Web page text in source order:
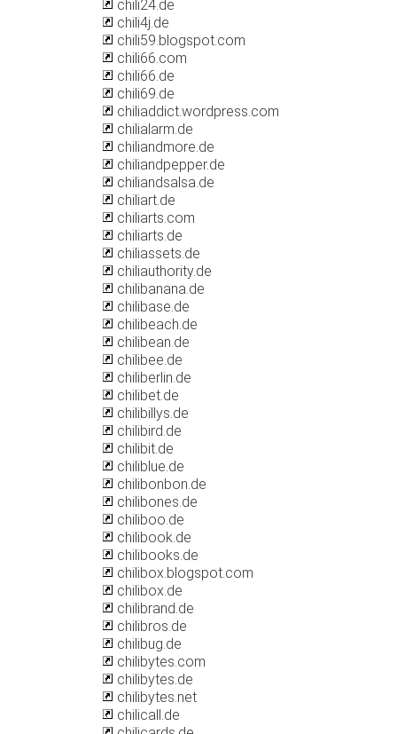
chili24.de
chili4j.de
chili59.blogspot.com
chili66.com
chili66.de
chili69.de
chiliaddict.wordpress.com
chilialarm.de
chiliandmore.de
chiliandpepper.de
chiliandsalsa.de
chiliart.de
chiliarts.com
chiliarts.de
chiliassets.de
chiliauthority.de
chilibanana.de
chilibase.de
chilibeach.de
chilibean.de
chilibee.de
chiliberlin.de
chilibet.de
chilibillys.de
chilibird.de
chilibit.de
chiliblue.de
chilibonbon.de
chilibones.de
chiliboo.de
chilibook.de
chilibooks.de
chilibox.blogspot.com
chilibox.de
chilibrand.de
chilibros.de
chilibug.de
chilibytes.com
chilibytes.de
chilibytes.net
chilicall.de